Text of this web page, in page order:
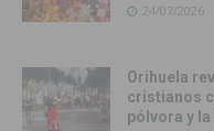
24/07/2026
Orihuela
cristianos
pólvora y